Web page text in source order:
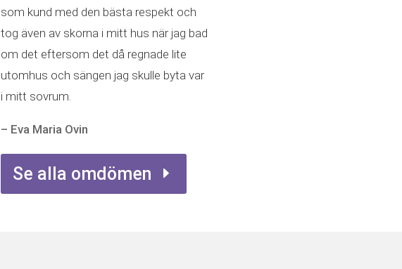
som kund med den bästa respekt och
tog även av skorna i mitt hus när jag bad
om det eftersom det då regnade lite
utomhus och sängen jag skulle byta var
i mitt sovrum.
– Eva Maria Ovin
Se alla omdömen